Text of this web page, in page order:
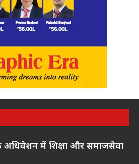
अधिवेशन में शिक्षा और समाजसेवा